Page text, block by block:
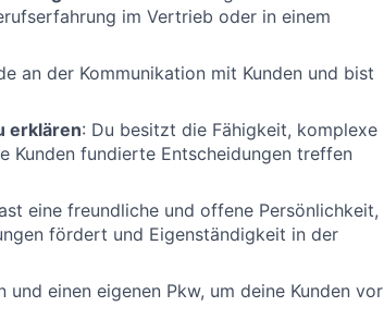
im Vertrieb oder in einem
an der Kommunikation mit Kunden und bist
erklären: Du besitzt die Fähigkeit, komplexe
Kunden fundierte Entscheidungen treffen
eine freundliche und offene Persönlichkeit,
fördert und Eigenständigkeit in der
einen eigenen Pkw, um deine Kunden vor